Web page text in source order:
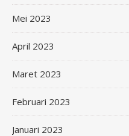
Mei 2023
April 2023
Maret 2023
Februari 2023
Januari 2023